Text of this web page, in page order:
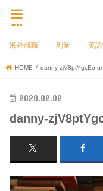
menu
海外就職 副業 英
HOME danny-zjV8ptYgcEo-
2020.02.02
danny-